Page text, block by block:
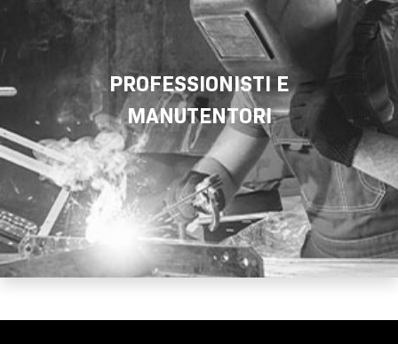
PROFESSIONISTI E
MANUTENTORI